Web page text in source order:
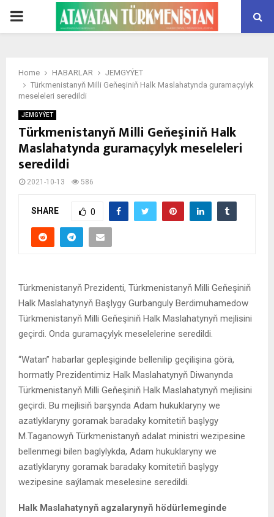
PRIMARY
Home HABARLAR
JEMGYÝET
Türkmenistanyň Milli Geňeşiniň Halk Maslahatynda guramaçylyk
meseleleri seredildi
JEMGYÝET
Türkmenistanyň Milli Geňeşiniň Halk
Maslahatynda guramaçylyk meseleleri
seredildi
2021-10-13 586
SHARE 0
Türkmenistanyň Prezidenti, Türkmenistanyň Milli Geňeşiniň
Halk Maslahatynyň Başlygy Gurbanguly Berdimuhamedow
Türkmenistanyň Milli Geňeşiniň Halk Maslahatynyň mejlisini
geçirdi. Onda guramaçylyk meselelerine seredildi.
“Watan” habarlar gepleşiginde bellenilip geçilişina görä,
hormatly Prezidentimiz Halk Maslahatynyň Diwanynda
Türkmenistanyň Milli Geňeşiniň Halk Maslahatynyň mejlisini
geçirdi. Bu mejlisiň barşynda Adam hukuklaryny we
azatlyklaryny goramak baradaky komitetiň başlygy
M.Taganowyň Türkmenistanyň adalat ministri wezipesine
bellenmegi bilen baglylykda, Adam hukuklaryny we
azatlyklaryny goramak baradaky komitetiň başlygy
wezipesine saýlamak meselesine seredildi.
Halk Maslahatynyň agzalarynyň hödürlemeginde